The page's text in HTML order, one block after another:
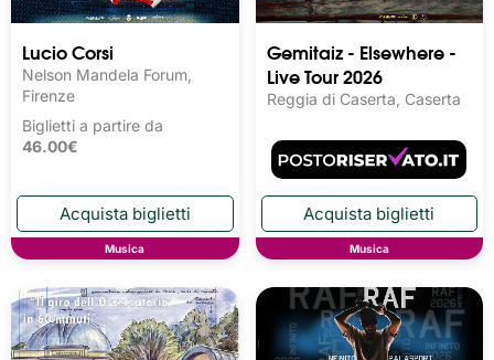
Lucio Corsi
Nelson Mandela Forum,
Firenze
Biglietti a partire da
46.00€
Musica
Gemitaiz - Elsewhere -
Live Tour 2026
Reggia di Caserta, Caserta
Musica